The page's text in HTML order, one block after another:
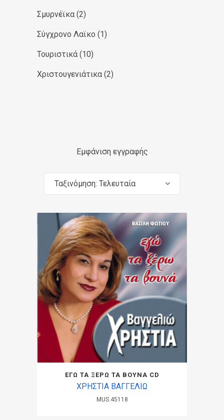
Σμυρνέϊκα (2)
Σύγχρονο Λαϊκο (1)
Τουριστικά (10)
Χριστουγενιάτικα (2)
Εμφάνιση εγγραφής
Ταξινόμηση: Τελευταία
ΕΓΩ ΤΑ ΞΕΡΩ ΤΑ ΒΟΥΝΑ CD
ΧΡΗΣΤΙΑ ΒΑΓΓΕΛΙΩ
MUS.45118